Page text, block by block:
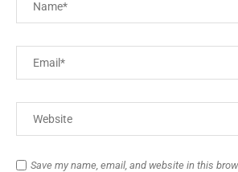
Save my name, email, and website in this